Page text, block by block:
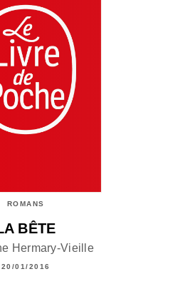
ROMANS
BÊTE
Hermary-Vieille
20/01/2016